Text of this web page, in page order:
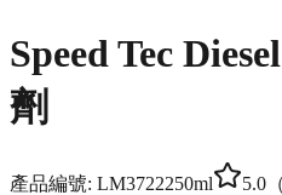
Speed Tec
劑
產品編號: LM3722250ml 5.0 （